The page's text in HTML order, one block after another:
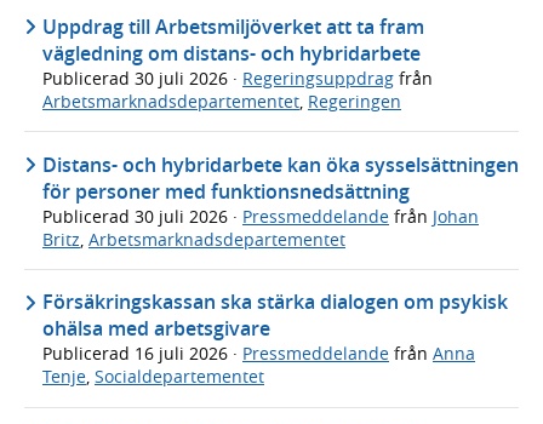
Uppdrag till Arbetsmiljöverket att ta fram
vägledning om distans- och hybridarbete
Publicerad 30 juli 2026 · Regeringsuppdrag från
Arbetsmarknadsdepartementet, Regeringen
Distans- och hybridarbete kan öka sysselsättningen
för personer med funktionsnedsättning
Publicerad 30 juli 2026 · Pressmeddelande från Johan
Britz Arbetsmarknadsdepartementet
Försäkringskassan ska stärka dialogen om psykisk
ohälsa med arbetsgivare
Publicerad 16 juli 2026 · Pressmeddelande från Anna
Tenje, Socialdepartementet